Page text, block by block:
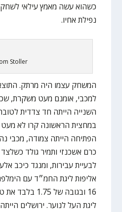
כשהוא עשה מאמץ עילאי
נפילת אחיו.
Stoller
למכבי, אומנם מעט משקרת,
השנייה הייתה חד צדדית
במחצית הראשונה קרו לא מעט
הפתיחה הייתה צמודה, מכבי
כרם אשכנזי ותמיר גולד
אליפות ליגת החמ״ד עם
16 ובגובה של
ליגת העל לנוער. ירושלים